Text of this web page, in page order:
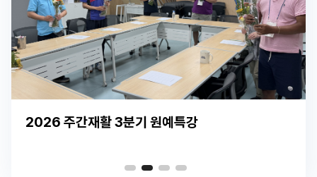
2026 주간재활 3분기 원예특강